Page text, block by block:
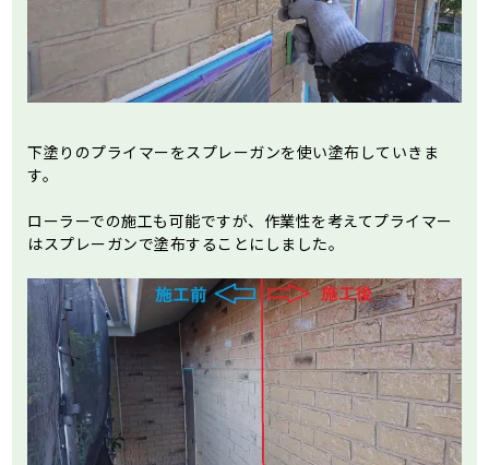
下塗りのプライマーをスプレーガンを使い塗布していきま
す。
ローラーでの施工も可能ですが、作業性を考えてプライマー
はスプレーガンで塗布することにしました。